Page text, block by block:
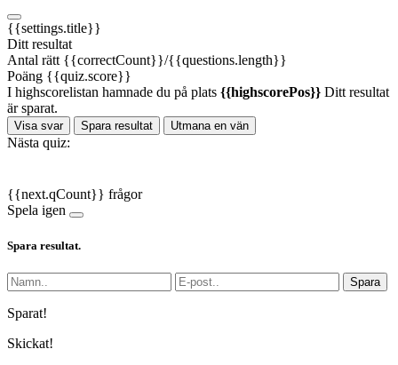
{{settings.title}}
Ditt resultat
Antal rätt {{correctCount}}/{{questions.length}}
Poäng {{quiz.score}}
I highscorelistan hamnade du på plats {{highscorePos}} Ditt resultat
är sparat.
Visa svar Spara resultat Utmana en vän
Nästa quiz:
{{next.qCount}} frågor
Spela igen
Spara resultat.
Spara
Sparat!
Skickat!